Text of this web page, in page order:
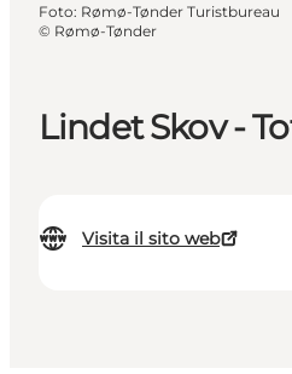
Lindet Skov -
Visita il sito web
Foto: Rømø-Tønder Turistbureau
© Rømø-Tønder